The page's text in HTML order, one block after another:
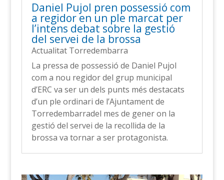
Daniel Pujol pren possessió com
a regidor en un ple marcat per
l’intens debat sobre la gestió
del servei de la brossa
Actualitat Torredembarra
La pressa de possessió de Daniel Pujol
com a nou regidor del grup municipal
d’ERC va ser un dels punts més destacats
d’un ple ordinari de l’Ajuntament de
Torredembarradel mes de gener on la
gestió del servei de la recollida de la
brossa va tornar a ser protagonista.